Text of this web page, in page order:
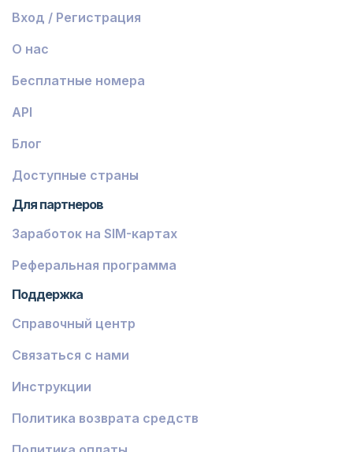
Вход / Регистрация
О нас
Бесплатные номера
API
Блог
Доступные страны
Для партнеров
Заработок на SIM-картах
Реферальная программа
Поддержка
Справочный центр
Связаться с нами
Инструкции
Политика возврата средств